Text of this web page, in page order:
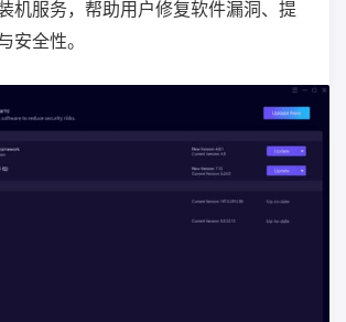
机服务，帮助用户修复软件漏洞、提
安全性。